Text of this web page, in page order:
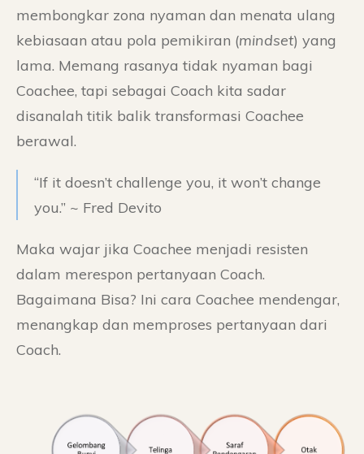
membongkar zona nyaman dan menata ulang
kebiasaan atau pola pemikiran (mindset) yang
lama. Memang rasanya tidak nyaman bagi
Coachee, tapi sebagai Coach kita sadar
disanalah titik balik transformasi Coachee
berawal.
“If it doesn’t challenge you, it won’t change
you.” ~ Fred Devito
Maka wajar jika Coachee menjadi resisten
dalam merespon pertanyaan Coach.
Bagaimana Bisa? Ini cara Coachee mendengar,
menangkap dan memproses pertanyaan dari
Coach.